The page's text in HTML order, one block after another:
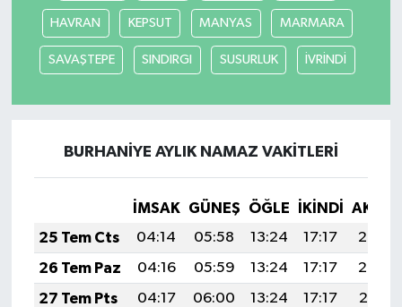
HAVRAN KEPSUT MANYAS MARMARA
SAVAŞTEPE SINDIRGI SUSURLUK İVRİNDİ
BURHANİYE AYLIK NAMAZ VAKITLERI
İMSAK GÜNEŞ ÖĞLE İKINDI
25 Tem Cts
04:14 05:58 13:24 17:17
20:39
26 Tem Paz
04:16 05:59 13:24 17:17
20:38
27 Tem Pts
04:17 06:00 13:24 17:17
20:37